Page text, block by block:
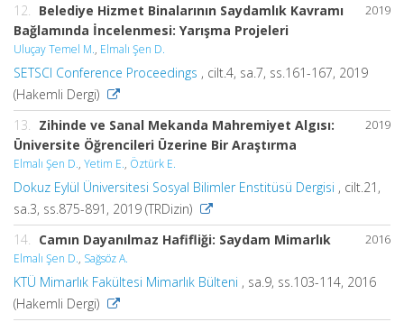
2019
12.
Belediye Hizmet Binalarının Saydamlık Kavramı
Bağlamında İncelenmesi: Yarışma Projeleri
Uluçay Temel M., Elmalı Şen D.
SETSCI Conference Proceedings , cilt.4, sa.7, ss.161-167, 2019
(Hakemli Dergi)
2019
13.
Zihinde ve Sanal Mekanda Mahremiyet Algısı:
Üniversite Öğrencileri Üzerine Bir Araştırma
Elmalı Şen D., Yetim E., Öztürk E.
Dokuz Eylül Üniversitesi Sosyal Bilimler Enstitüsü Dergisi , cilt.21,
sa.3, ss.875-891, 2019 (TRDizin)
2016
14. Camın Dayanılmaz Hafifliği: Saydam Mimarlık
Elmalı Şen D., Sağsöz A.
KTÜ Mimarlık Fakültesi Mimarlık Bülteni , sa.9, ss.103-114, 2016
(Hakemli Dergi)